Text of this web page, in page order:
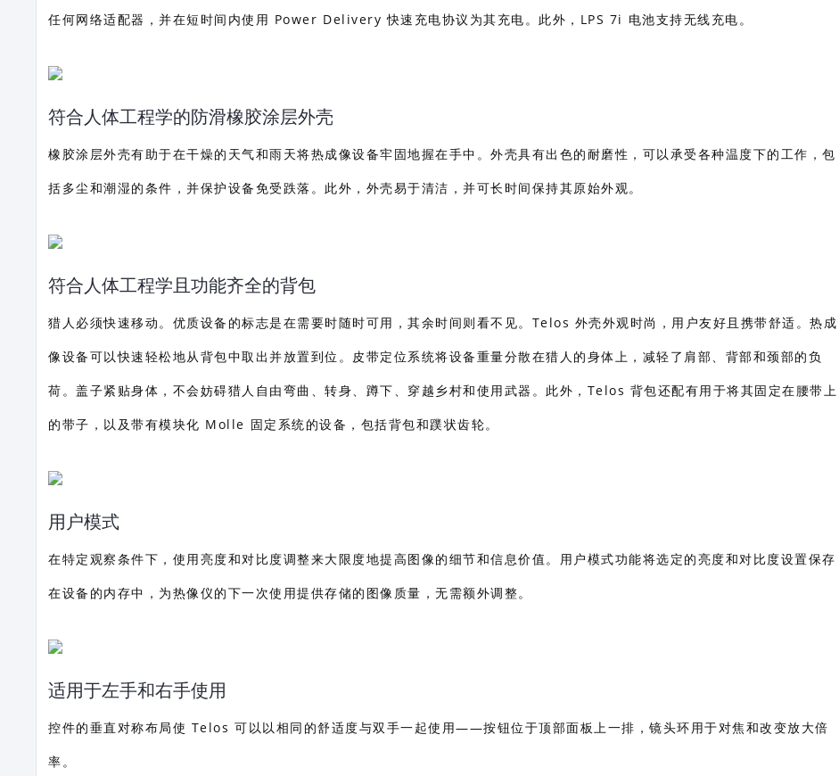
任何网络适配器，并在短时间内使用 Power Delivery 快速充电协议为其充电。此外，LPS 7i 电池支持无线充电。
符合人体工程学的防滑橡胶涂层外壳
橡胶涂层外壳有助于在干燥的天气和雨天将热成像设备牢固地握在手中。外壳具有出色的耐磨性，可以承受各种温度下的工作，包
括多尘和潮湿的条件，并保护设备免受跌落。此外，外壳易于清洁，并可长时间保持其原始外观。
符合人体工程学且功能齐全的背包
猎人必须快速移动。优质设备的标志是在需要时随时可用，其余时间则看不见。Telos 外壳外观时尚，用户友好且携带舒适。热成
像设备可以快速轻松地从背包中取出并放置到位。皮带定位系统将设备重量分散在猎人的身体上，减轻了肩部、背部和颈部的负
荷。盖子紧贴身体，不会妨碍猎人自由弯曲、转身、蹲下、穿越乡村和使用武器。此外，Telos 背包还配有用于将其固定在腰带上
的带子，以及带有模块化 Molle 固定系统的设备，包括背包和蹼状齿轮。
用户模式
在特定观察条件下，使用亮度和对比度调整来大限度地提高图像的细节和信息价值。用户模式功能将选定的亮度和对比度设置保存
在设备的内存中，为热像仪的下一次使用提供存储的图像质量，无需额外调整。
适用于左手和右手使用
控件的垂直对称布局使 Telos 可以以相同的舒适度与双手一起使用——按钮位于顶部面板上一排，镜头环用于对焦和改变放大倍
率。